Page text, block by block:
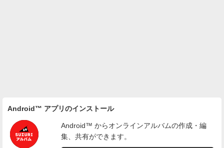
Android™ アプリのインストール
Android™ からオンラインアルバムの作成・編
集、共有ができます。